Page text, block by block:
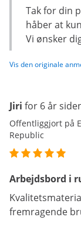
Tak for din
håber at
Vi ønsker
Vis den originale
Jiri for 6 år
Offentliggjort på
Republic
Arbejdsbord i
fremragende